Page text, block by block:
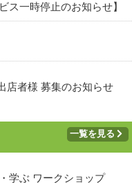
ス一時停止のお知らせ】
店者様 募集のお知らせ
一覧を見る
学ぶ ワークショップ